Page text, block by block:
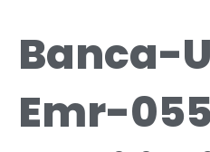
Banca-
Emr-